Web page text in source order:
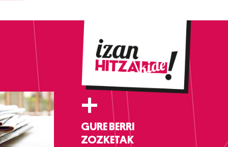
+
GURE BERRI
ZOZKETAK